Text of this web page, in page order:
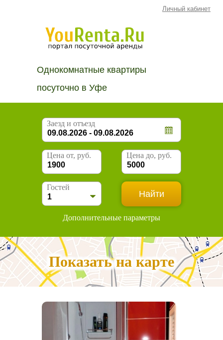
Личный кабинет
Однокомнатные квартиры
посуточно в Уфе
Заезд и отъезд
Цена от, руб. Цена до, руб.
Гостей
Дополнительные параметры
Показать на карте